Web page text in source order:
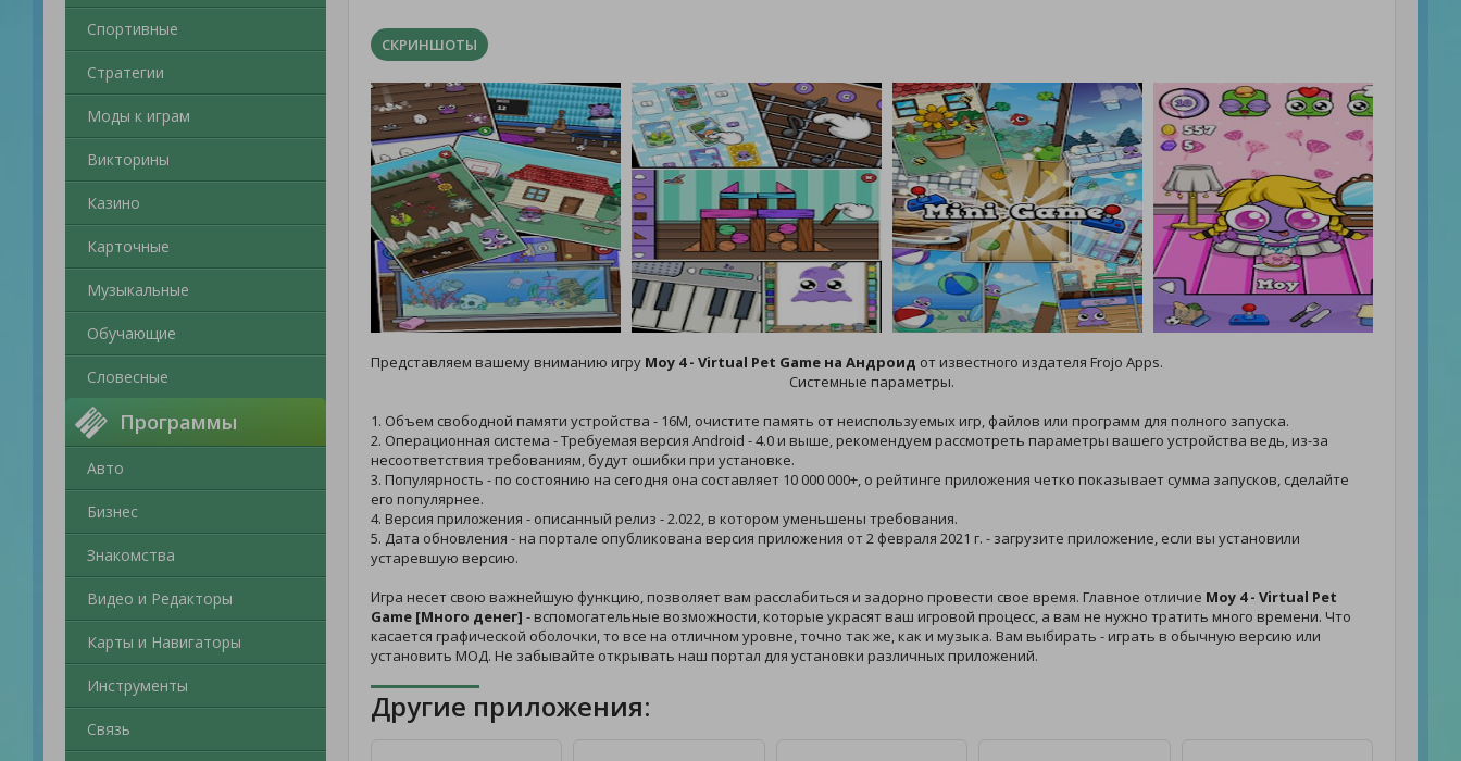
Спортивные
Стратегии
Моды к играм
Викторины
Казино
Карточные
Музыкальные
Обучающие
Словесные
Программы
Авто
Бизнес
Знакомства
Видео и Редакторы
Карты и Навигаторы
Инструменты
Связь
СКРИНШОТЫ
Представляем вашему вниманию игру Moy 4 - Virtual Pet Game на Андроид от известного издателя Frojo Apps.
Системные параметры.
1. Объем свободной памяти устройства - 16M, очистите память от неиспользуемых игр, файлов или программ для полного запуска.
2. Операционная система - Требуемая версия Android - 4.0 и выше, рекомендуем рассмотреть параметры вашего устройства ведь, из-за
несоответствия требованиям, будут ошибки при установке.
3. Популярность - по состоянию на сегодня она составляет 10 000 000+, о рейтинге приложения четко показывает сумма запусков, сделайте
его популярнее.
4. Версия приложения - описанный релиз - 2.022, в котором уменьшены требования.
5. Дата обновления - на портале опубликована версия приложения от 2 февраля 2021 г. - загрузите приложение, если вы установили
устаревшую версию.
Игра несет свою важнейшую функцию, позволяет вам расслабиться и задорно провести свое время. Главное отличие Moy 4 - Virtual Pet
Game [Много денег] - вспомогательные возможности, которые украсят ваш игровой процесс, а вам не нужно тратить много времени. Что
касается графической оболочки, то все на отличном уровне, точно так же, как и музыка. Вам выбирать - играть в обычную версию или
установить МОД. Не забывайте открывать наш портал для установки различных приложений.
Другие приложения: